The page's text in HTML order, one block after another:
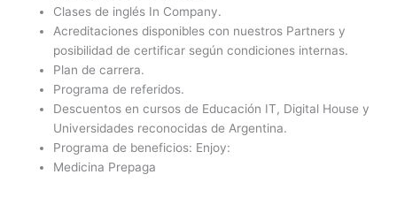
Clases de inglés In Company.
Acreditaciones disponibles con nuestros Partners y
posibilidad de certificar según condiciones internas.
Plan de carrera.
Programa de referidos.
Descuentos en cursos de Educación IT, Digital House y
Universidades reconocidas de Argentina.
Programa de beneficios: Enjoy:
Medicina Prepaga